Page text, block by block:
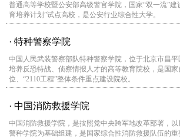
普通高等学校暨公安部高级警官学院，国家“双一流”建
育培养计划”试点高校，是公安行业综合性大学。
· 特种警察学院
中国人民武装警察部队特种警察学院，位于北京市昌
培养反恐特战、侦察情报人才的高等教育院校，是国
位、“2110工程”整体条件重点建设院校。
· 中国消防救援学院
中国消防救援学院，是按照党中央跨军地改革部署，
警种学院为基础组建，是国家综合性消防救援队伍的